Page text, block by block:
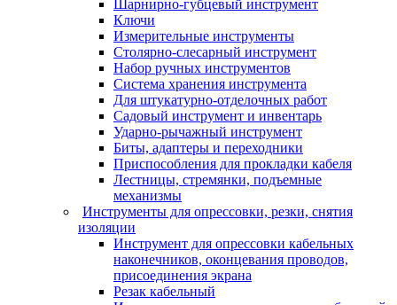
Шарнирно-губцевый инструмент
Ключи
Измерительные инструменты
Столярно-слесарный инструмент
Набор ручных инструментов
Система хранения инструмента
Для штукатурно-отделочных работ
Садовый инструмент и инвентарь
Ударно-рычажный инструмент
Биты, адаптеры и переходники
Приспособления для прокладки кабеля
Лестницы, стремянки, подъемные
механизмы
Инструменты для опрессовки, резки, снятия
изоляции
Инструмент для опрессовки кабельных
наконечников, оконцевания проводов,
присоединения экрана
Резак кабельный